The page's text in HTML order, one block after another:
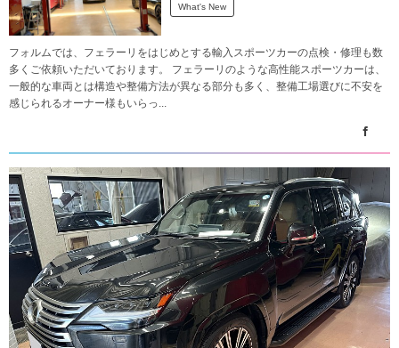
What's New
フォルムでは、フェラーリをはじめとする輸入スポーツカーの点検・修理も数
多くご依頼いただいております。 フェラーリのような高性能スポーツカーは、
一般的な車両とは構造や整備方法が異なる部分も多く、整備工場選びに不安を
感じられるオーナー様もいらっ...